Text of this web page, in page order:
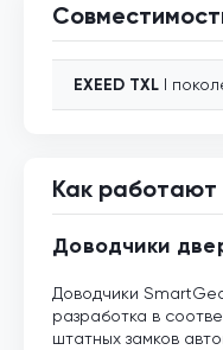
EXEED TXL I
Как работают
Доводчики
Доводчики
разработка в
штатных замков